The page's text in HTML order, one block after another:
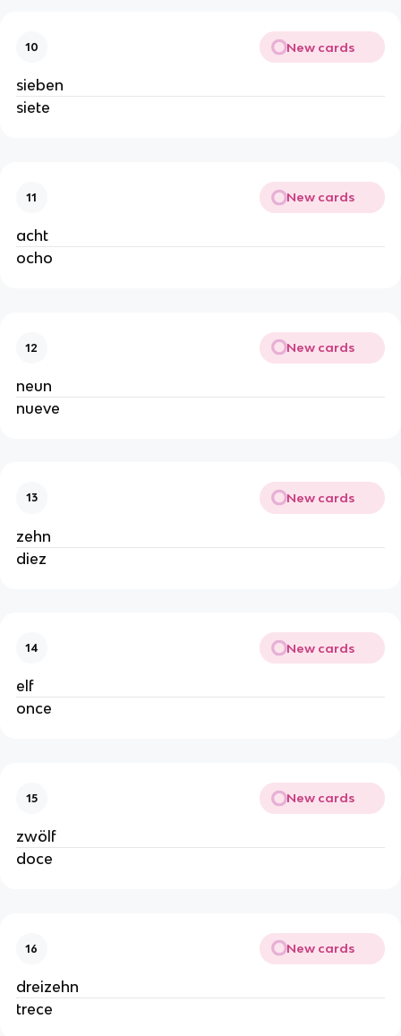
10 New cards
sieben
siete
11 New cards
acht
ocho
12 New cards
neun
nueve
13 New cards
zehn
diez
14 New cards
elf
once
15 New cards
zwölf
doce
16 New cards
dreizehn
trece